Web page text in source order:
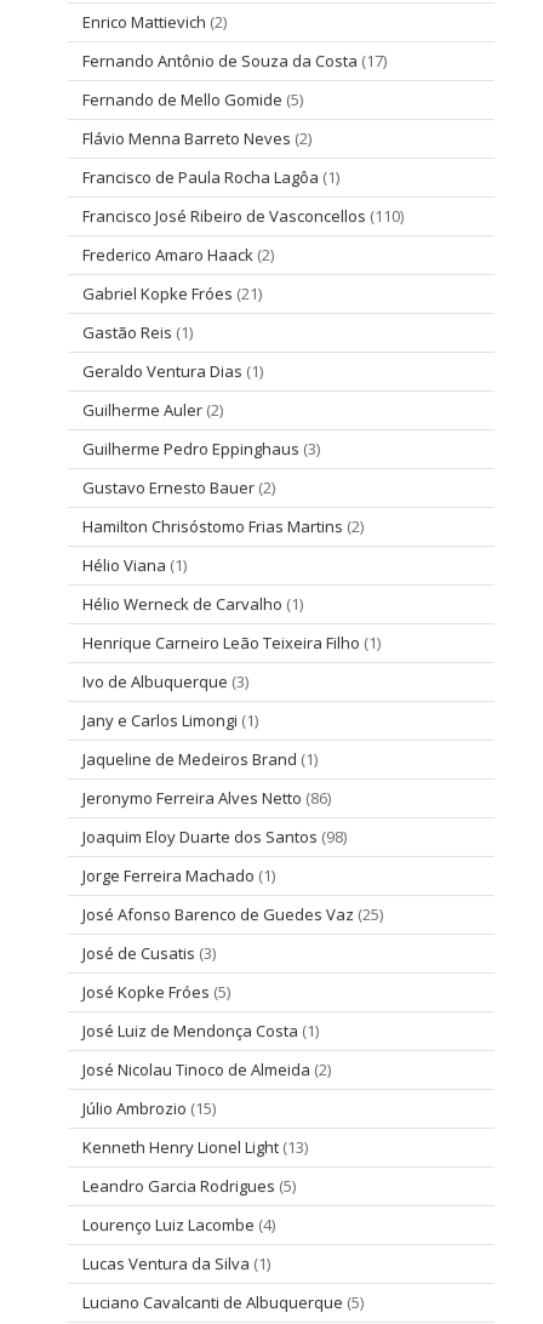
Enrico Mattievich (2)
Fernando Antônio de Souza da Costa (17)
Fernando de Mello Gomide (5)
Flávio Menna Barreto Neves (2)
Francisco de Paula Rocha Lagôa (1)
Francisco José Ribeiro de Vasconcellos (110)
Frederico Amaro Haack (2)
Gabriel Kopke Fróes (21)
Gastão Reis (1)
Geraldo Ventura Dias (1)
Guilherme Auler (2)
Guilherme Pedro Eppinghaus (3)
Gustavo Ernesto Bauer (2)
Hamilton Chrisóstomo Frias Martins (2)
Hélio Viana (1)
Hélio Werneck de Carvalho (1)
Henrique Carneiro Leão Teixeira Filho (1)
Ivo de Albuquerque (3)
Jany e Carlos Limongi (1)
Jaqueline de Medeiros Brand (1)
Jeronymo Ferreira Alves Netto (86)
Joaquim Eloy Duarte dos Santos (98)
Jorge Ferreira Machado (1)
José Afonso Barenco de Guedes Vaz (25)
José de Cusatis (3)
José Kopke Fróes (5)
José Luiz de Mendonça Costa (1)
José Nicolau Tinoco de Almeida (2)
Júlio Ambrozio (15)
Kenneth Henry Lionel Light (13)
Leandro Garcia Rodrigues (5)
Lourenço Luiz Lacombe (4)
Lucas Ventura da Silva (1)
Luciano Cavalcanti de Albuquerque (5)